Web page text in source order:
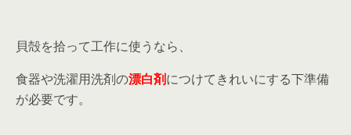
貝殻を拾って工作に使うなら、
食器や洗濯用洗剤の漂白剤につけてきれいにする下準備
が必要です。